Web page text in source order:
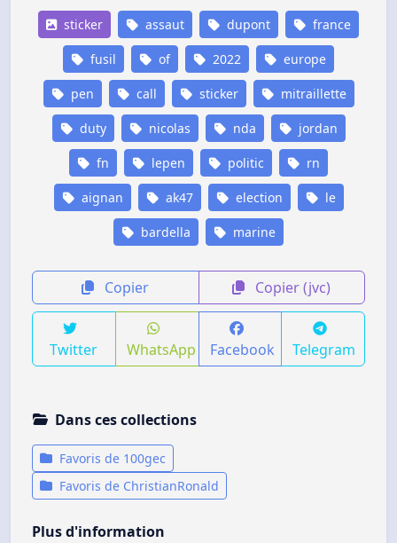
sticker assaut dupont france
fusil of 2022 europe
pen call sticker mitraillette
duty nicolas nda jordan
fn lepen politic rn
aignan ak47 election le
bardella marine
Copier Copier (jvc)
Twitter WhatsApp Facebook Telegram
Dans ces collections
Favoris de 100gec
Favoris de ChristianRonald
Plus d'information